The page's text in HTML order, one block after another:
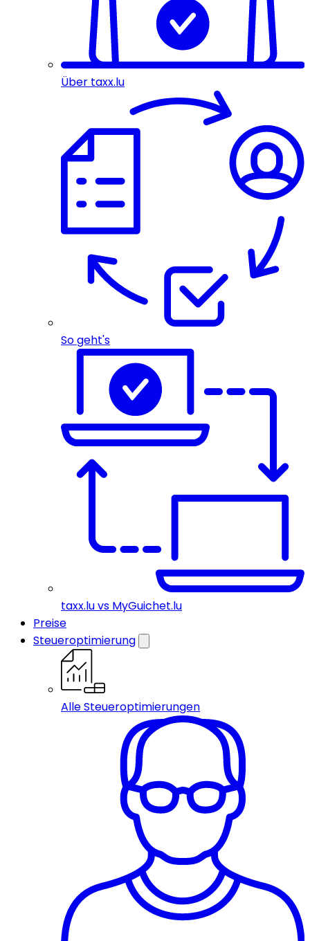
Über taxx.lu
So geht's
taxx.lu vs MyGuichet.lu
Preise
Steueroptimierung
Alle Steueroptimierungen